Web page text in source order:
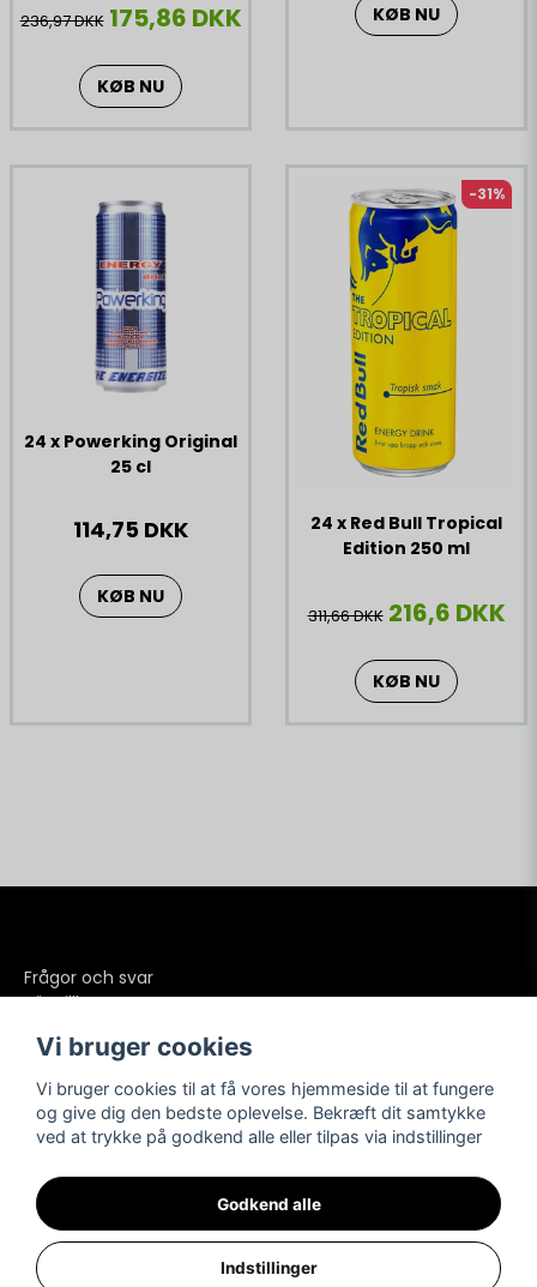
236,97 DKK 175,86 DKK
KØB NU
KØB NU
24 x Powerking Original
25 cl
114,75 DKK
KØB NU
24 x Red Bull Tropical
Edition 250 ml
-31%
311,66 DKK 216,6 DKK
KØB NU
Frågor och svar
Köpvillkor
Frakter
Retur och reklamationer
Integritetspolicy
Kundesupport
KONTAKT OS
Sociale medier
Vi bruger cookies
Vi bruger cookies til at få vores hjemmeside til at fungere
og give dig den bedste oplevelse. Bekræft dit samtykke
ved at trykke på godkend alle eller tilpas via indstillinger
Godkend alle
Indstillinger